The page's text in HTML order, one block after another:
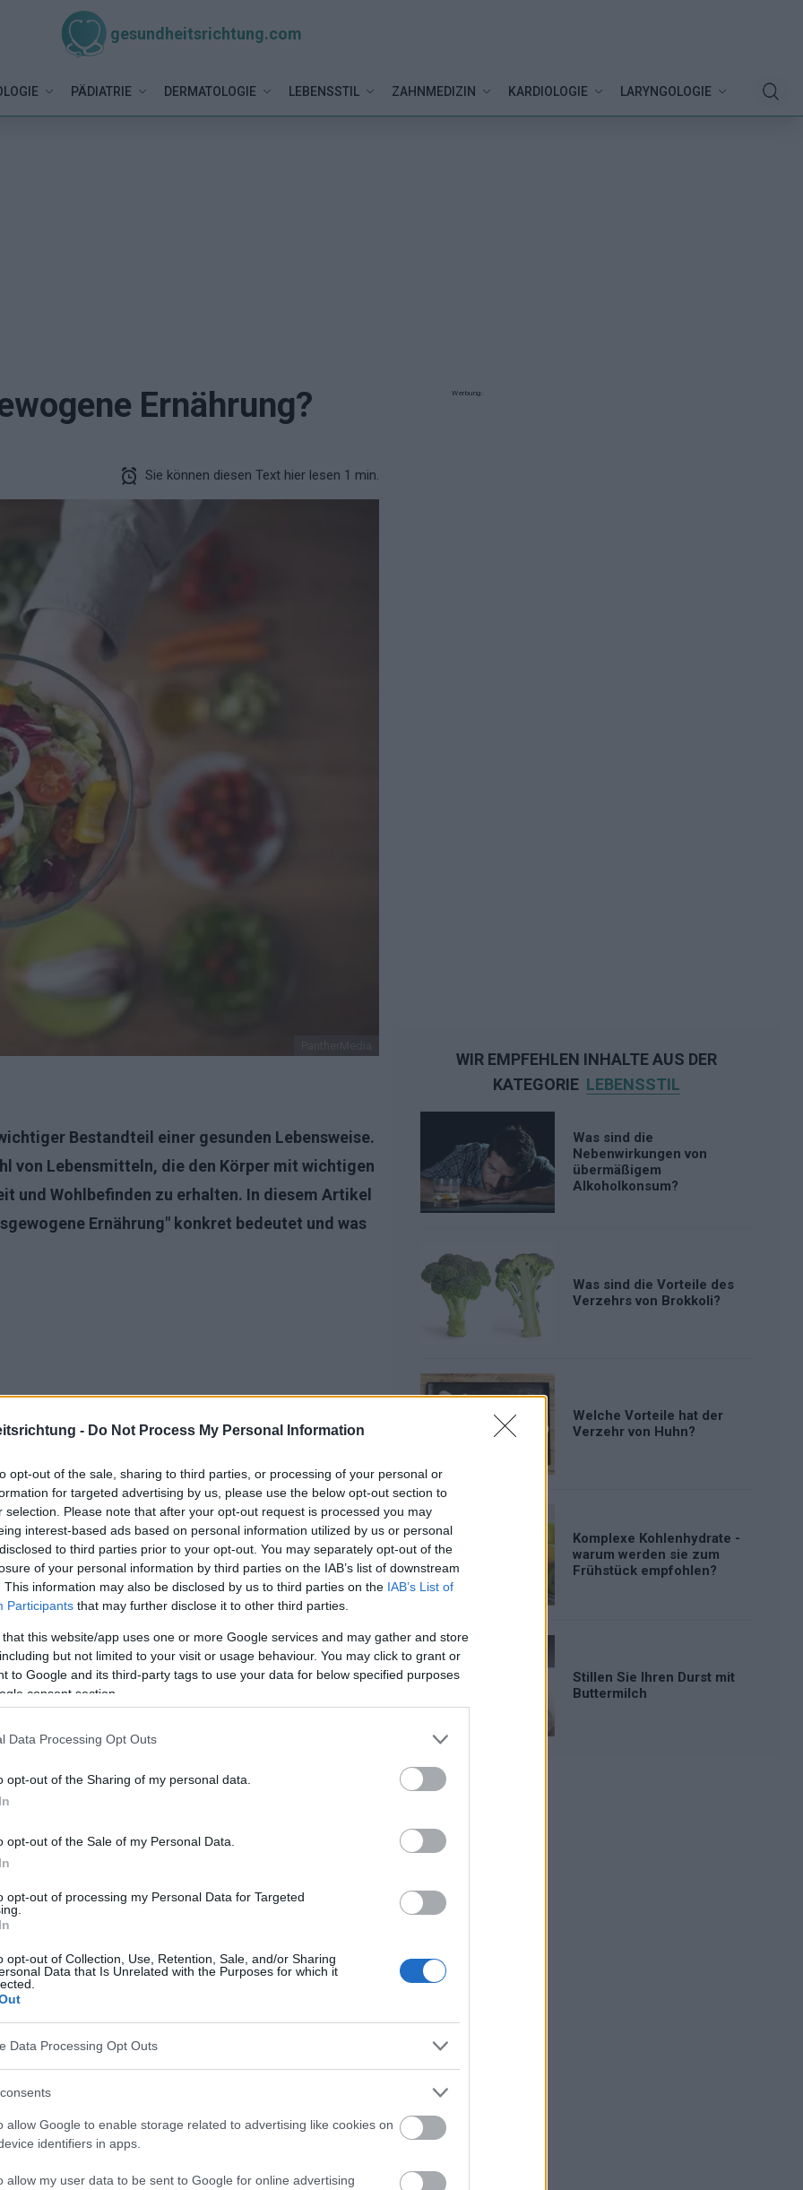
- Do Not Process My Personal Information
opt-out of the sale, sharing to third parties, or processing of your personal or
for targeted advertising by us, please use the below opt-out section to
selection. Please note that after your opt-out request is processed you may
interest-based ads based on personal information utilized by us or personal
to third parties prior to your opt-out. You may separately opt-out of the
of your personal information by third parties on the IAB’s list of downstream
This information may also be disclosed by us to third parties on the IAB’s List of
Participants that may further disclose it to other third parties.
that this website/app uses one or more Google services and may gather and store
but not limited to your visit or usage behaviour. You may click to grant or
to Google and its third-party tags to use your data for below specified purposes
consent section.
Data Processing Opt Outs
opt-out of the Sharing of my personal data.
opt-out of the Sale of my Personal Data.
opt-out of processing my Personal Data for Targeted
opt-out of Collection, Use, Retention, Sale, and/or Sharing
Data that Is Unrelated with the Purposes for which it
Data Processing Opt Outs
allow Google to enable storage related to advertising like cookies on
identifiers in apps.
allow my user data to be sent to Google for online advertising
gesundheitsrichtung.com
PÄDIATRIE DERMATOLOGIE LEBENSSTIL ZAHNMEDIZIN KARDIOLOGIE LARYNGOLOGIE
Ernährung?
Sie können diesen Text hier lesen 1 min.
Bestandteil einer gesunden Lebensweise.
von Lebensmitteln, die den Körper mit wichtigen
und Wohlbefinden zu erhalten. In diesem Artikel
Ernährung" konkret bedeutet und was
Ernährung
ausgewogenen Ernährung
Mengen an Proteinen, Kohlenhydraten,
Auch die Zufuhr von Ballaststoffen ist wichtig.
der Körper eine breite Palette an wichtigen
von Obst, Gemüse, Getreide und Eiweiß in die
eine übermäßige Kalorienaufnahme zu
Gewichts und der allgemeinen Gesundheit
Werbung:
WIR EMPFEHLEN INHALTE AUS DER
KATEGORIE LEBENSSTIL
Was sind die
Nebenwirkungen von
übermäßigem
Alkoholkonsum?
Was sind die Vorteile des
Verzehrs von Brokkoli?
Welche Vorteile hat der
Verzehr von Huhn?
Komplexe Kohlenhydrate -
warum werden sie zum
Frühstück empfohlen?
Stillen Sie Ihren Durst mit
Buttermilch